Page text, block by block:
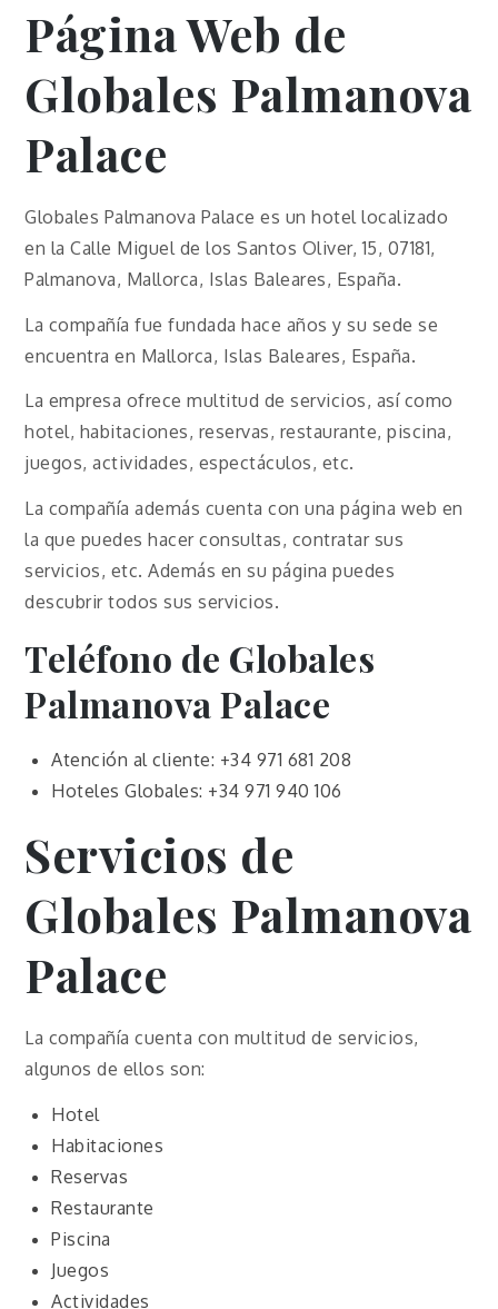
Página Web de
Globales Palmanova
Palace
Globales Palmanova Palace es un hotel localizado
en la Calle Miguel de los Santos Oliver, 15, 07181,
Palmanova, Mallorca, Islas Baleares, España.
La compañía fue fundada hace años y su sede se
encuentra en Mallorca, Islas Baleares, España.
La empresa ofrece multitud de servicios, así como
hotel, habitaciones, reservas, restaurante, piscina,
juegos, actividades, espectáculos, etc.
La compañía además cuenta con una página web en
la que puedes hacer consultas, contratar sus
servicios, etc. Además en su página puedes
descubrir todos sus servicios.
Teléfono de Globales
Palmanova Palace
Atención al cliente: +34 971 681 208
Hoteles Globales: +34 971 940 106
Servicios de
Globales Palmanova
Palace
La compañía cuenta con multitud de servicios,
algunos de ellos son:
Hotel
Habitaciones
Reservas
Restaurante
Piscina
Juegos
Actividades